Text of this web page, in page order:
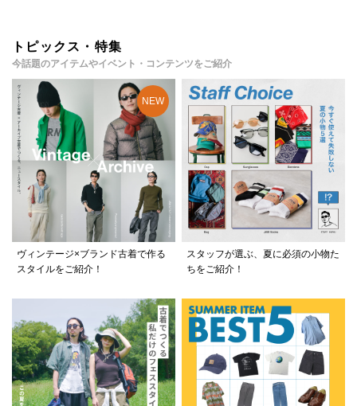
トピックス・特集
今話題のアイテムやイベント・コンテンツをご紹介
ヴィンテージ×ブランド古着で作る
スタイルをご紹介！
スタッフが選ぶ、夏に必須の小物た
ちをご紹介！